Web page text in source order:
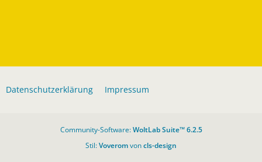
Datenschutzerklärung Impressum
Community-Software:WoltLab Suite™ 6.2.5
Stil:Voveromvoncls-design